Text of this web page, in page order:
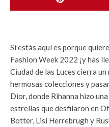
Si estás aquí es porque
Fashion Week 2022 ¡y has
Ciudad de las Luces cierra
hermosas colecciones y
Dior, donde Rihanna hizo
estrellas que desfilaron en
Botter, Lisi Herrebrugh y